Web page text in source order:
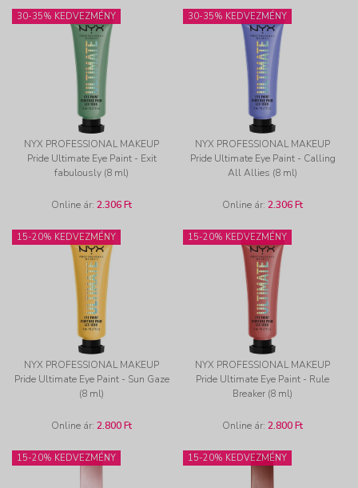
30-35% KEDVEZMÉNY
NYX PROFESSIONAL MAKEUP
Pride Ultimate Eye Paint - Exit
fabulously (8 ml)
Online ár: 2.306 Ft
30-35% KEDVEZMÉNY
NYX PROFESSIONAL MAKEUP
Pride Ultimate Eye Paint - Calling
All Allies (8 ml)
Online ár: 2.306 Ft
15-20% KEDVEZMÉNY
NYX PROFESSIONAL MAKEUP
Pride Ultimate Eye Paint - Sun Gaze
(8 ml)
Online ár: 2.800 Ft
15-20% KEDVEZMÉNY
NYX PROFESSIONAL MAKEUP
Pride Ultimate Eye Paint - Rule
Breaker (8 ml)
Online ár: 2.800 Ft
15-20% KEDVEZMÉNY 15-20% KEDVEZMÉNY